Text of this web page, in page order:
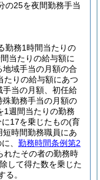
の25を夜間勤務手当
勤務1時間当たりの
当たりの給与額に
域手当の月額の合
たりの給与額にあつ
当の月額、初任給
勤務手当の月額の
1週間当たりの勤務
17を乗じたもの(育
時間勤務職員にあ
、 勤務時間条例第2
れたその者の勤務時
して得た数を乗じた
る。